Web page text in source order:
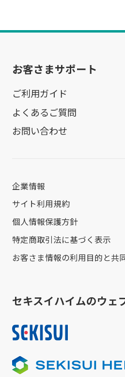
お客さまサポート
ご利用ガイド
よくあるご質問
お問い合わせ
企業情報
サイト利用規約
個人情報保護方針
特定商取引法に基づく表示
お客さま情報の利用目的と共
セキスイハイムのウェ